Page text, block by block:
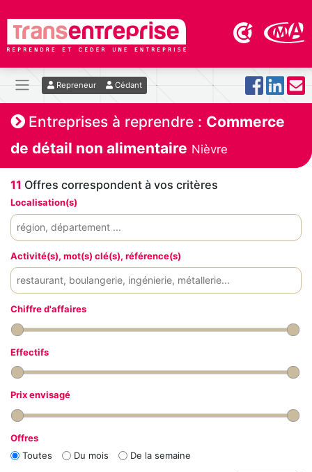
Repreneur Cédant
Entreprises à reprendre : Commerce
de détail non alimentaire Nièvre
11 Offres correspondent à vos critères
Localisation(s)
Activité(s), mot(s) clé(s), référence(s)
Chiffre d'affaires
Effectifs
Prix envisagé
Offres
Toutes
Du mois De la semaine